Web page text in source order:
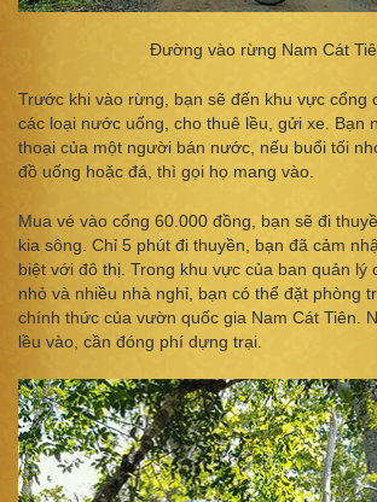
Đường vào rừng Nam Cát
Trước khi vào rừng, bạn sẽ đến khu vực cổng
các loại nước uống, cho thuê lều, gửi xe. Bạn
thoại của một người bán nước, nếu buổi tối
đồ uống hoặc đá, thì gọi họ mang vào.
Mua vé vào cổng 60.000 đồng, bạn sẽ đi
kia sông. Chỉ 5 phút đi thuyền, bạn đã cảm
biệt với đô thị. Trong khu vực của ban quản lý
nhỏ và nhiều nhà nghỉ, bạn có thể đặt phòng
chính thức của vườn quốc gia Nam Cát Tiên.
lều vào, cần đóng phí dựng trại.